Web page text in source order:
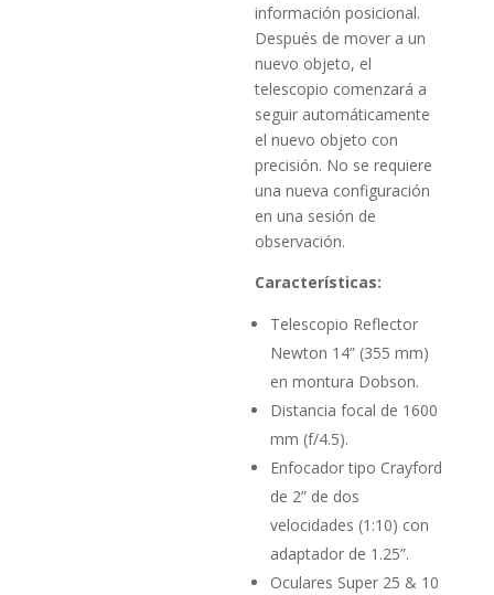
información posicional.
Después de mover a un
nuevo objeto, el
telescopio comenzará a
seguir automáticamente
el nuevo objeto con
precisión. No se requiere
una nueva configuración
en una sesión de
observación.
Características:
Telescopio Reflector
Newton 14” (355 mm)
en montura Dobson.
Distancia focal de 1600
mm (f/4.5).
Enfocador tipo Crayford
de 2” de dos
velocidades (1:10) con
adaptador de 1.25”.
Oculares Super 25 & 10